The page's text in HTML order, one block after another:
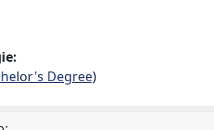
Degree)